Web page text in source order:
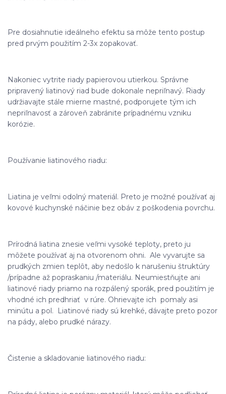
Pre dosiahnutie ideálneho efektu sa môže tento postup
pred prvým použitím 2-3x zopakovať.
Nakoniec vytrite riady papierovou utierkou. Správne
pripravený liatinový riad bude dokonale nepriľnavý. Riady
udržiavajte stále mierne mastné, podporujete tým ich
nepriľnavosť a zároveň zabránite prípadnému vzniku
korózie.
Používanie liatinového riadu:
Liatina je veľmi odolný materiál. Preto je možné používať aj
kovové kuchynské náčinie bez obáv z poškodenia povrchu.
Prírodná liatina znesie veľmi vysoké teploty, preto ju
môžete používať aj na otvorenom ohni. Ale vyvarujte sa
prudkých zmien teplôt, aby nedošlo k narušeniu štruktúry
/prípadne až popraskaniu /materiálu. Neumiestňujte ani
liatinové riady priamo na rozpálený sporák, pred použitím je
vhodné ich predhriať v rúre. Ohrievajte ich pomaly asi
minútu a pol. Liatinové riady sú krehké, dávajte preto pozor
na pády, alebo prudké nárazy.
Čistenie a skladovanie liatinového riadu: